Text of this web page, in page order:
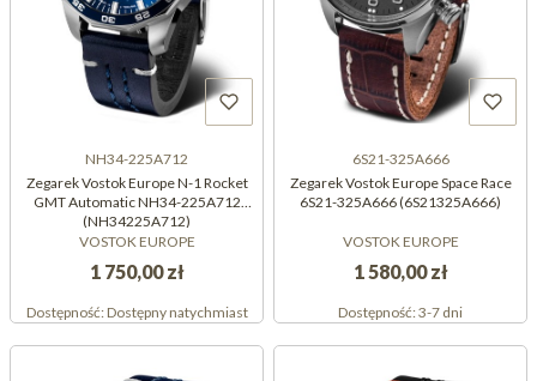
NH34-225A712
Zegarek Vostok Europe N-1 Rocket
GMT Automatic NH34-225A712
(NH34225A712)
VOSTOK EUROPE
1 750,00 zł
Dostępność:Dostępny natychmiast
6S21-325A666
Zegarek Vostok Europe Space Race
6S21-325A666 (6S21325A666)
VOSTOK EUROPE
1 580,00 zł
Dostępność:3-7 dni